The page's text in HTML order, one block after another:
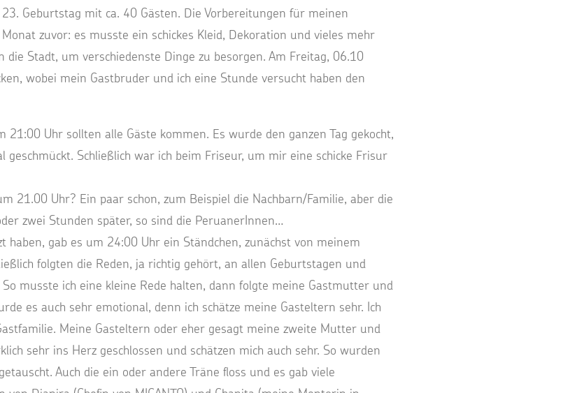
Geburtstag mit ca. 40 Gästen. Die Vorbereitungen für meinen
zuvor: es musste ein schickes Kleid, Dekoration und vieles mehr
Stadt, um verschiedenste Dinge zu besorgen. Am Freitag, 06.10
wobei mein Gastbruder und ich eine Stunde versucht haben den
Uhr sollten alle Gäste kommen. Es wurde den ganzen Tag gekocht,
geschmückt. Schließlich war ich beim Friseur, um mir eine schicke Frisur
21.00 Uhr? Ein paar schon, zum Beispiel die Nachbarn/Familie, aber die
zwei Stunden später, so sind die PeruanerInnen…
haben, gab es um 24:00 Uhr ein Ständchen, zunächst von meinem
folgten die Reden, ja richtig gehört, an allen Geburtstagen und
musste ich eine kleine Rede halten, dann folgte meine Gastmutter und
es auch sehr emotional, denn ich schätze meine Gasteltern sehr. Ich
Meine Gasteltern oder eher gesagt meine zweite Mutter und
sehr ins Herz geschlossen und schätzen mich auch sehr. So wurden
Auch die ein oder andere Träne floss und es gab viele